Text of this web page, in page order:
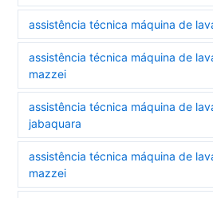
assistência técnica máquina de
assistência técnica máquina de
mazzei
assistência técnica máquina de
jabaquara
assistência técnica máquina de
mazzei